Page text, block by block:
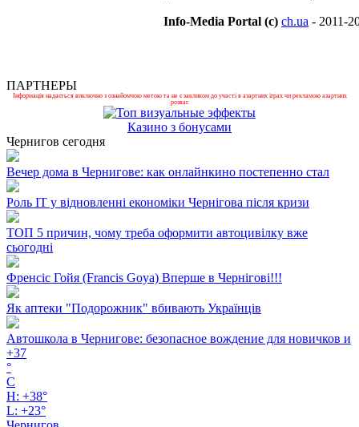
Info-Media Portal (c) ch.ua - 2011-
ПАРТНЕРЫ
Інформація надається виключно з ознайомчою метою та не є закликом до участі в азартних іграх чи рекламою азартних
розваг.
Казино з бонусами
Чернигов сегодня
Вечер дома в Чернигове: как онлайнкино постепенно стал
Роль ІТ у відновленні економіки Чернігова після кризи
ТОП 5 причин, чому треба оформити автоцивілку вже
сьогодні
Френсіс Гойя (Francis Goya) Вперше в Чернігові!!!
Як аптеки "Подорожник" вбивають Українців
Автошкола в Чернигове: безопасное вождение для новичков и
+37
°
C
H: +38°
L: +23°